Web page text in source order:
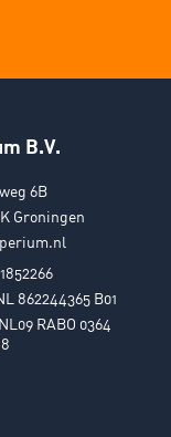
B.V.
6B
Groningen
862244365 B01
RABO 0364